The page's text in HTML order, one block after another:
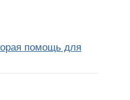
помощь для